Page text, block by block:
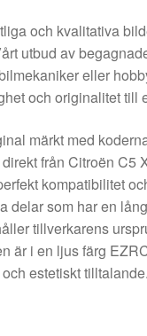
och kvalitativa
utbud av
eller
och originalitet till
märkt med
från Citroën C5
kompatibilitet
delar som har en
tillverkarens
är i en ljus färg
estetiskt tilltalande.